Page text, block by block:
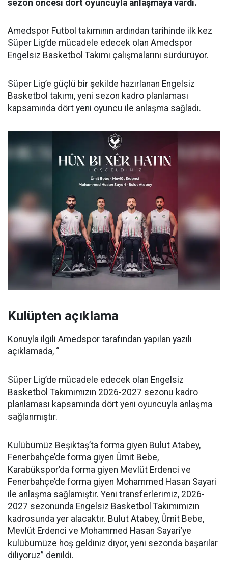
sezon öncesi dört oyuncuyla anlaşmaya vardı.
Amedspor Futbol takımının ardından tarihinde ilk kez
Süper Lig’de mücadele edecek olan Amedspor
Engelsiz Basketbol Takımı çalışmalarını sürdürüyor.
Süper Lig’e güçlü bir şekilde hazırlanan Engelsiz
Basketbol takımı, yeni sezon kadro planlaması
kapsamında dört yeni oyuncu ile anlaşma sağladı.
Kulüpten açıklama
Konuyla ilgili Amedspor tarafından yapılan yazılı
açıklamada, “
Süper Lig’de mücadele edecek olan Engelsiz
Basketbol Takımımızın 2026-2027 sezonu kadro
planlaması kapsamında dört yeni oyuncuyla anlaşma
sağlanmıştır.
Kulübümüz Beşiktaş’ta forma giyen Bulut Atabey,
Fenerbahçe’de forma giyen Ümit Bebe,
Karabükspor’da forma giyen Mevlüt Erdenci ve
Fenerbahçe’de forma giyen Mohammed Hasan Sayari
ile anlaşma sağlamıştır. Yeni transferlerimiz, 2026-
2027 sezonunda Engelsiz Basketbol Takımımızın
kadrosunda yer alacaktır. Bulut Atabey, Ümit Bebe,
Mevlüt Erdenci ve Mohammed Hasan Sayari’ye
kulübümüze hoş geldiniz diyor, yeni sezonda başarılar
diliyoruz” denildi.